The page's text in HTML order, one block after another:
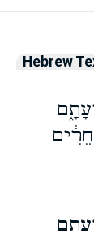
Hebrew